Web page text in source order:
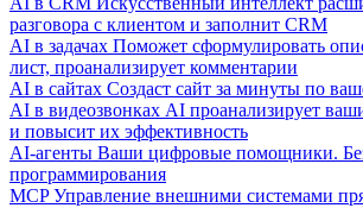
разговора с клиентом и заполнит CRM
AI в задачах Поможет сформулировать
лист, проанализирует комментарии
AI в сайтах Создаст сайт за минуты по
AI в видеозвонках AI проанализирует
и повысит их эффективность
AI-агенты Ваши цифровые помощники.
программирования
MCP Управление внешними системами